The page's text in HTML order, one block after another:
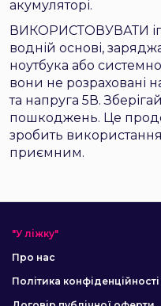
акумуляторі.
ВИКОРИСТОВУВАТИ
водній основі,
ноутбука або
вони не розраховані
та напруга 5В.
пошкоджень. Це
зробить
приємним.
"У ліжку"
Про нас
Політика конфіденційності